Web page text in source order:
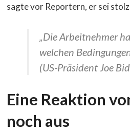
sagte vor Reportern, er sei
„Die Arbeitnehmer
welchen
(US-Präsident Joe
Eine Reaktion
noch aus